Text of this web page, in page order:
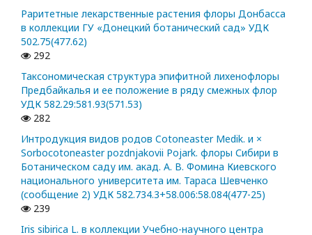
Раритетные лекарственные растения флоры Донбасса
в коллекции ГУ «Донецкий ботанический сад» УДК
502.75(477.62)
292
Таксономическая структура эпифитной лихенофлоры
Предбайкалья и ее положение в ряду смежных флор
УДК 582.29:581.93(571.53)
282
Интродукция видов родов Cotoneaster Medik. и ×
Sorbocotoneaster pozdnjakovii Pojark. флоры Сибири в
Ботаническом саду им. акад. А. В. Фомина Киевского
национального университета им. Тараса Шевченко
(сообщение 2) УДК 582.734.3+58.006:58.084(477-25)
239
Iris sibirica L. в коллекции Учебно-научного центра